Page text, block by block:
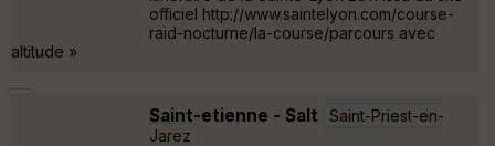
officiel http://www.saintelyon.com/course-
raid-nocturne/la-course/parcours avec
altitude »
Saint-etienne - Salt
Saint-Priest-en-
Jarez